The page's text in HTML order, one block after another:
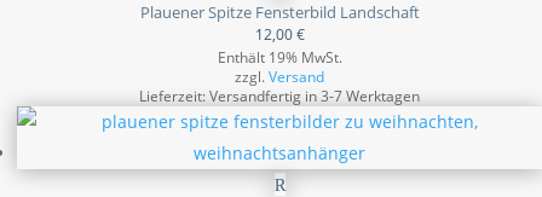
Plauener Spitze Fensterbild Landschaft
12,00€
Enthält 19% MwSt.
zzgl.Versand
Lieferzeit: Versandfertig in 3-7 Werktagen